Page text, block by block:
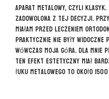
Aparat metalowy, czyli klasyk.
zadowolona z tej decyzji.
miałam przed leczeniem
praktycznie nie były widoczne
wówczas moja góra. Dla
ten efekt estetyczny miał
łuku metalowego to około